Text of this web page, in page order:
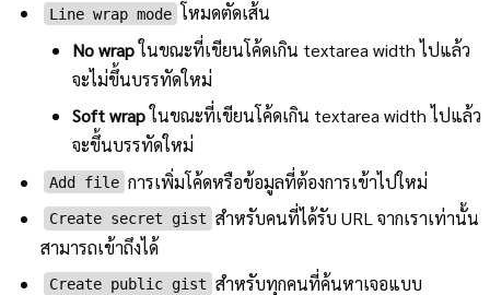
Line wrap mode โหมดตัดเส้น
No wrapในขณะที่เขียนโค้ดเกิน textarea width ไปแล้ว
จะไม่ขึ้นบรรทัดใหม่
Soft wrapในขณะที่เขียนโค้ดเกิน textarea width ไปแล้ว
จะขึ้นบรรทัดใหม่
Add file การเพิ่มโค้ดหรือข้อมูลที่ต้องการเข้าไปใหม่
Create secret gist สำหรับคนที่ได้รับ URL จากเราเท่านั้น
สามารถเข้าถึงได้
Create public gist สำหรับทุกคนที่ค้นหาเจอแบบ